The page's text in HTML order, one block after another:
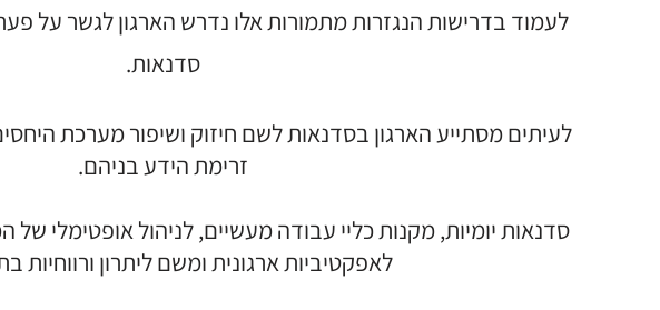
לעמוד בדרישות הנגזרות מתמורות אלו נדרש הארגון לגשר על
סדנאות.
לעיתים מסתייע הארגון בסדנאות לשם חיזוק ושיפור מערכת
זרימת הידע בניהם.
סדנאות יומיות, מקנות כליי עבודה מעשיים, לניהול אופטימלי של
לאפקטיביות ארגונית ומשם ליתרון ורווחיות